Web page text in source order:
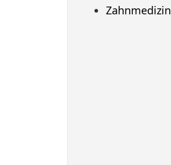
Zahnmedizin